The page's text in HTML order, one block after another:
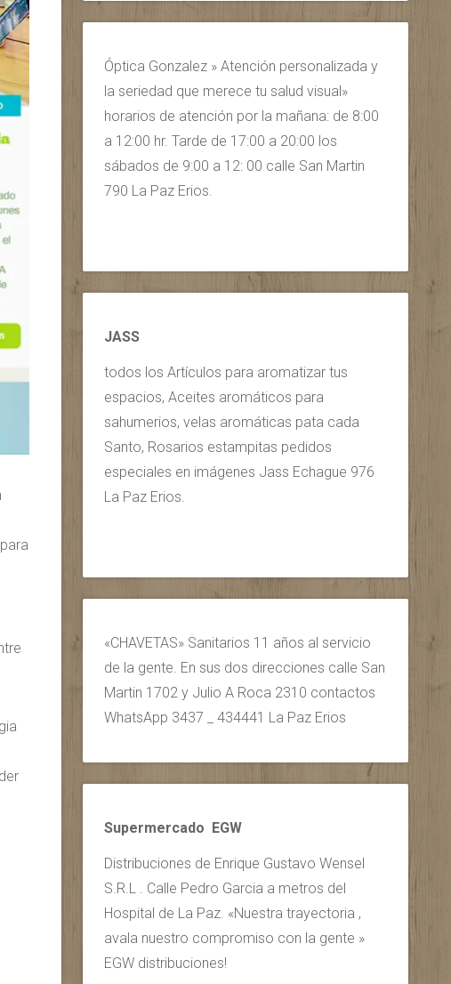
Óptica Gonzalez » Atención personalizada y
la seriedad que merece tu salud visual»
horarios de atención por la mañana: de 8:00
a 12:00 hr. Tarde de 17:00 a 20:00 los
sábados de 9:00 a 12: 00 calle San Martin
790 La Paz Erios.
JASS
todos los Artículos para aromatizar tus
espacios, Aceites aromáticos para
sahumerios, velas aromáticas pata cada
Santo, Rosarios estampitas pedidos
especiales en imágenes Jass Echague 976
La Paz Erios.
«CHAVETAS» Sanitarios 11 años al servicio
de la gente. En sus dos direcciones calle San
Martin 1702 y Julio A Roca 2310 contactos
WhatsApp 3437 _ 434441 La Paz Erios
Supermercado EGW
Distribuciones de Enrique Gustavo Wensel
S.R.L . Calle Pedro Garcia a metros del
Hospital de La Paz. «Nuestra trayectoria ,
avala nuestro compromiso con la gente »
EGW distribuciones!